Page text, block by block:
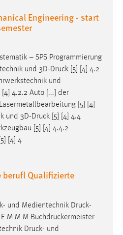
Engineering - start
– SPS Programmierung
und 3D-Druck [5] [4] 4.2
und
4.2.2 Auto [...] der
[5] [4]
und 3D-Druck [5] [4] 4.4
[5] [4] 4.4.2
[4] 4
Qualifizierte
- und Medientechnik Druck-
M M M Buchdruckermeister
Druck- und